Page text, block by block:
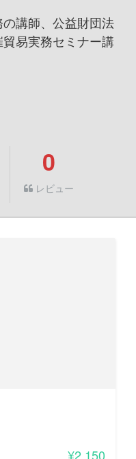
講師、公益財団法
易実務セミナー講
0
レビュー
¥2,150